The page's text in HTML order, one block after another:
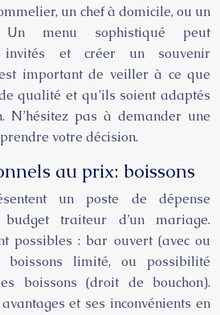
un chef à domicile, ou un
menu sophistiqué peut
invités et créer un souvenir
important de veiller à ce que
qualité et qu’ils soient adaptés
N’hésitez pas à demander une
votre décision.
au prix: boissons
un poste de dépense
traiteur d’un mariage.
possibles : bar ouvert (avec ou
boissons limité, ou possibilité
boissons (droit de bouchon).
et ses inconvénients en